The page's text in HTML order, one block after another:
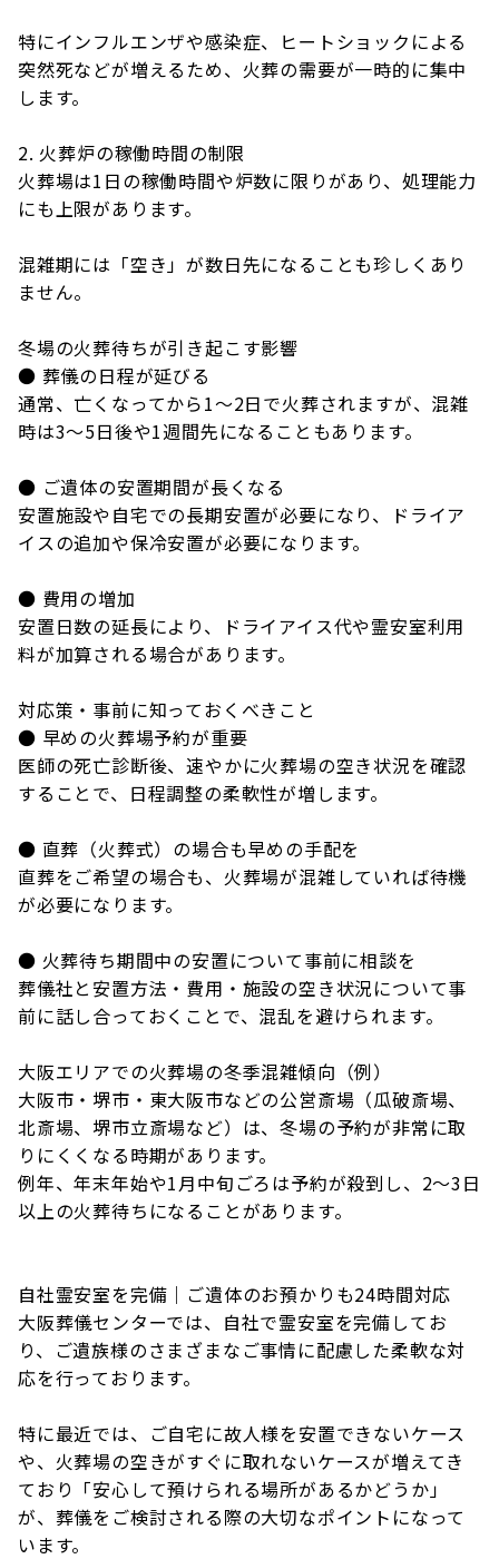
特にインフルエンザや感染症、ヒートショックによる
突然死などが増えるため、火葬の需要が一時的に集中
します。
2. 火葬炉の稼働時間の制限
火葬場は1日の稼働時間や炉数に限りがあり、処理能力
にも上限があります。
混雑期には「空き」が数日先になることも珍しくあり
ません。
冬場の火葬待ちが引き起こす影響
● 葬儀の日程が延びる
通常、亡くなってから1～2日で火葬されますが、混雑
時は3～5日後や1週間先になることもあります。
● ご遺体の安置期間が長くなる
安置施設や自宅での長期安置が必要になり、ドライア
イスの追加や保冷安置が必要になります。
● 費用の増加
安置日数の延長により、ドライアイス代や霊安室利用
料が加算される場合があります。
対応策・事前に知っておくべきこと
● 早めの火葬場予約が重要
医師の死亡診断後、速やかに火葬場の空き状況を確認
することで、日程調整の柔軟性が増します。
● 直葬（火葬式）の場合も早めの手配を
直葬をご希望の場合も、火葬場が混雑していれば待機
が必要になります。
● 火葬待ち期間中の安置について事前に相談を
葬儀社と安置方法・費用・施設の空き状況について事
前に話し合っておくことで、混乱を避けられます。
大阪エリアでの火葬場の冬季混雑傾向（例）
大阪市・堺市・東大阪市などの公営斎場（瓜破斎場、
北斎場、堺市立斎場など）は、冬場の予約が非常に取
りにくくなる時期があります。
例年、年末年始や1月中旬ごろは予約が殺到し、2～3日
以上の火葬待ちになることがあります。
自社霊安室を完備｜ご遺体のお預かりも24時間対応
大阪葬儀センターでは、自社で霊安室を完備してお
り、ご遺族様のさまざまなご事情に配慮した柔軟な対
応を行っております。
特に最近では、ご自宅に故人様を安置できないケース
や、火葬場の空きがすぐに取れないケースが増えてき
ており「安心して預けられる場所があるかどうか」
が、葬儀をご検討される際の大切なポイントになって
います。